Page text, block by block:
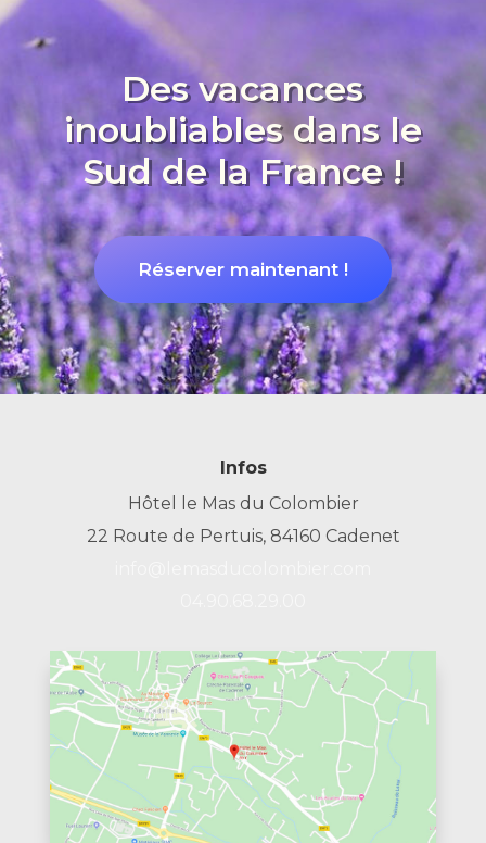
Des vacances
inoubliables dans le
Sud de la France !
Réserver maintenant !
Infos
Hôtel le Mas du Colombier
22 Route de Pertuis, 84160 Cadenet